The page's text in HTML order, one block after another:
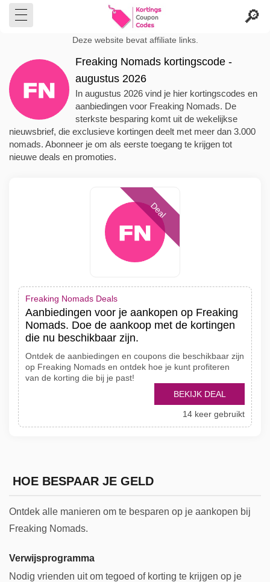
Deze website bevat affiliate links.
Freaking Nomads kortingscode -
augustus 2026
In augustus 2026 vind je hier kortingscodes en
aanbiedingen voor Freaking Nomads. De
sterkste besparing komt uit de wekelijkse
nieuwsbrief, die exclusieve kortingen deelt met meer dan 3.000
nomads. Abonneer je om als eerste toegang te krijgen tot
nieuwe deals en promoties.
Deal
Freaking Nomads Deals
Aanbiedingen voor je aankopen op Freaking
Nomads. Doe de aankoop met de kortingen
die nu beschikbaar zijn.
Ontdek de aanbiedingen en coupons die beschikbaar zijn
op Freaking Nomads en ontdek hoe je kunt profiteren
van de korting die bij je past!
BEKIJK DEAL
14 keer gebruikt
HOE BESPAAR JE GELD
Ontdek alle manieren om te besparen op je aankopen bij
Freaking Nomads.
Verwijsprogramma
Nodig vrienden uit om tegoed of korting te krijgen op je